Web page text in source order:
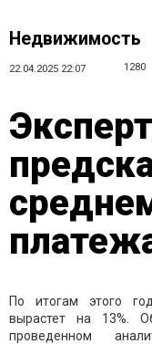
Недвижимость
22.04.2025 22:07 1280
По итогам этого
вырастет на 13%.
проведенном